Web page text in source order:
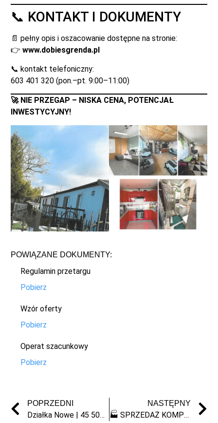
📞 KONTAKT I DOKUMENTY
📄 pełny opis i oszacowanie dostępne na stronie:
👉www.dobiesgrenda.pl
📞 kontakt telefoniczny:
603 401 320 (pon.–pt. 9:00–11:00)
🚀 NIE PRZEGAP – NISKA CENA, POTENCJAŁ
INWESTYCYJNY!
POWIĄZANE DOKUMENTY:
Regulamin przetargu
Pobierz
Wzór oferty
Pobierz
Operat szacunkowy
Pobierz
POPRZEDNI
Działka Nowe | 45 500 zł | okazja | sprzedaż syndyka
NASTĘPNY
🏭 SPRZEDAŻ KOMPLEKSU NIERUCHOMOŚCI Z WYPOSAŻENIEM SZWALNI – RYPIN